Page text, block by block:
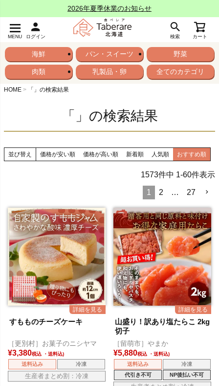
2026年夏季休業のお知らせ
MENU ログイン 検索 カート
海鮮 パン・スイーツ 野菜
肉類 乳製品・卵 全てのカテゴリ
HOME 「」の検索結果
「」の検索結果
並び替え 価格が安い順 価格が高い順 新着順 人気順 おすすめ順
1573件中 1-60件表示
1 2 … 27
すもものチーズケーキ
［更別村］お菓子のニシヤマ
¥3,380税込
送料込み 冷凍
生産者まとめ割：冷凍
山盛り！訳あり塩たらこ 2kg
切子
［留萌市］やまか
¥5,880税込
送料込み
冷凍
代引き不可
NP後払い不可